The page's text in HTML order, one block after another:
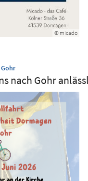
© micado
:
nach Gohr